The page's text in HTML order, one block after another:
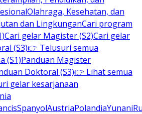
Olahraga, Kesehatan, dan
dan LingkunganCari program
Cari gelar Magister (S2)Cari gelar
(S3)👉 Telusuri semua
(S1)Panduan Magister
Doktoral (S3)👉 Lihat semua
gelar kesarjanaan
SpanyolAustriaPolandiaYunani